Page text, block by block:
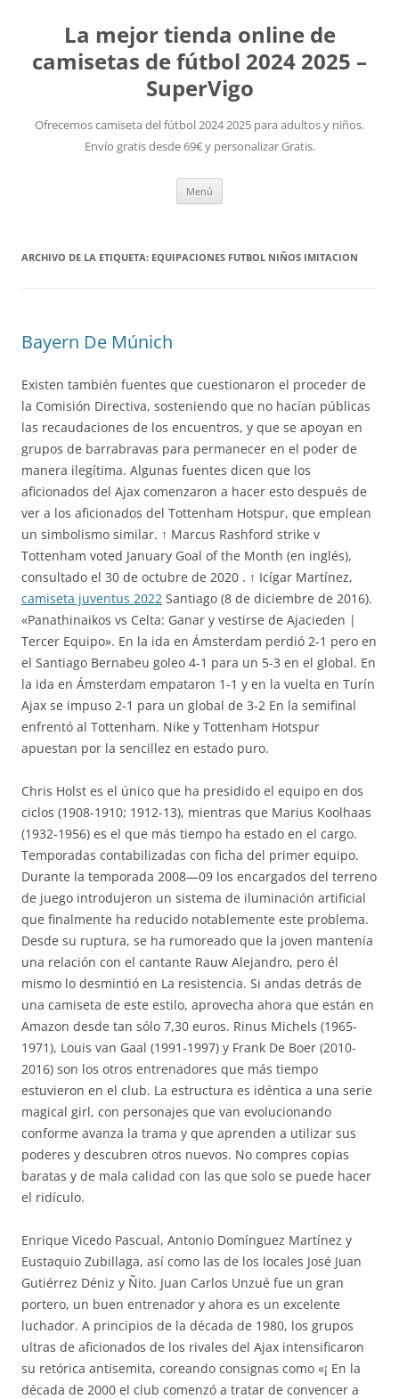
La mejor tienda online de
camisetas de fútbol 2024 2025 –
SuperVigo
Ofrecemos camiseta del fútbol 2024 2025 para adultos y niños.
Envío gratis desde 69€ y personalizar Gratis.
Menú
ARCHIVO DE LA ETIQUETA: EQUIPACIONES FUTBOL NIÑOS IMITACION
Bayern De Múnich
Existen también fuentes que cuestionaron el proceder de
la Comisión Directiva, sosteniendo que no hacían públicas
las recaudaciones de los encuentros, y que se apoyan en
grupos de barrabravas para permanecer en el poder de
manera ilegítima. Algunas fuentes dicen que los
aficionados del Ajax comenzaron a hacer esto después de
ver a los aficionados del Tottenham Hotspur, que emplean
un simbolismo similar. ↑ Marcus Rashford strike v
Tottenham voted January Goal of the Month (en inglés),
consultado el 30 de octubre de 2020 . ↑ Icígar Martínez,
camiseta juventus 2022 Santiago (8 de diciembre de 2016).
«Panathinaikos vs Celta: Ganar y vestirse de Ajacieden |
Tercer Equipo». En la ida en Ámsterdam perdió 2-1 pero en
el Santiago Bernabeu goleo 4-1 para un 5-3 en el global. En
la ida en Ámsterdam empataron 1-1 y en la vuelta en Turín
Ajax se impuso 2-1 para un global de 3-2 En la semifinal
enfrentó al Tottenham. Nike y Tottenham Hotspur
apuestan por la sencillez en estado puro.
Chris Holst es el único que ha presidido el equipo en dos
ciclos (1908-1910; 1912-13), mientras que Marius Koolhaas
(1932-1956) es el que más tiempo ha estado en el cargo.
Temporadas contabilizadas con ficha del primer equipo.
Durante la temporada 2008—09 los encargados del terreno
de juego introdujeron un sistema de iluminación artificial
que finalmente ha reducido notablemente este problema.
Desde su ruptura, se ha rumoreado que la joven mantenía
una relación con el cantante Rauw Alejandro, pero él
mismo lo desmintió en La resistencia. Si andas detrás de
una camiseta de este estilo, aprovecha ahora que están en
Amazon desde tan sólo 7,30 euros. Rinus Michels (1965-
1971), Louis van Gaal (1991-1997) y Frank De Boer (2010-
2016) son los otros entrenadores que más tiempo
estuvieron en el club. La estructura es idéntica a una serie
magical girl, con personajes que van evolucionando
conforme avanza la trama y que aprenden a utilizar sus
poderes y descubren otros nuevos. No compres copias
baratas y de mala calidad con las que solo se puede hacer
el ridículo.
Enrique Vicedo Pascual, Antonio Domínguez Martínez y
Eustaquio Zubillaga, así como las de los locales José Juan
Gutiérrez Déniz y Ñito. Juan Carlos Unzué fue un gran
portero, un buen entrenador y ahora es un excelente
luchador. A principios de la década de 1980, los grupos
ultras de aficionados de los rivales del Ajax intensificaron
su retórica antisemita, coreando consignas como «¡ En la
década de 2000 el club comenzó a tratar de convencer a